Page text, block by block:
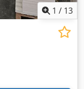
1 / 13